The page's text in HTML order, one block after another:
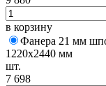
в корзину
Фанера 21 мм
1220х2440 мм
шт.
7 698